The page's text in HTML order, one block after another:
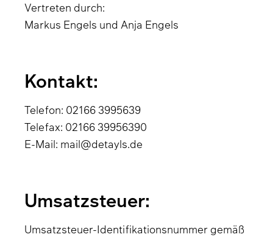
Vertreten durch:
Markus Engels und Anja Engels
Kontakt:
Telefon: 02166 3995639
Telefax: 02166 39956390
E-Mail: mail@detayls.de
Umsatzsteuer:
Umsatzsteuer-Identifikationsnummer gemäß